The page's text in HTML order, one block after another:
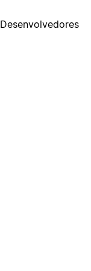
Desenvolvedores